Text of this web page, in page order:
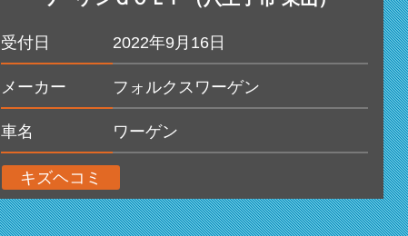
受付日 2022年9月16日
メーカー フォルクスワーゲン
車名 ワーゲン
キズヘコミ